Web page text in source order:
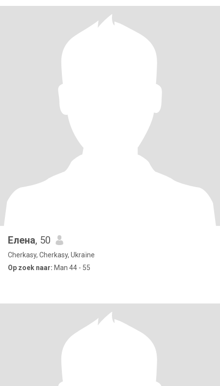
Елена, 50
Cherkasy, Cherkasy, Ukraïne
Op zoek naar: Man 44 - 55